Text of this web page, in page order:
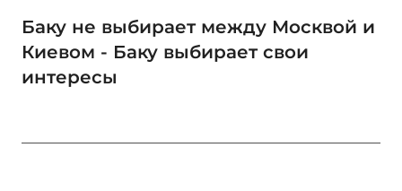
Баку не выбирает между Москвой и
Киевом - Баку выбирает свои
интересы